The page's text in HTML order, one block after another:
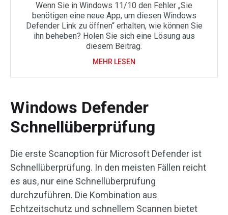
Wenn Sie in Windows 11/10 den Fehler „Sie
benötigen eine neue App, um diesen Windows
Defender Link zu öffnen“ erhalten, wie können Sie
ihn beheben? Holen Sie sich eine Lösung aus
diesem Beitrag.
MEHR LESEN
Windows Defender
Schnellüberprüfung
Die erste Scanoption für Microsoft Defender ist
Schnellüberprüfung. In den meisten Fällen reicht
es aus, nur eine Schnellüberprüfung
durchzuführen. Die Kombination aus
Echtzeitschutz und schnellem Scannen bietet